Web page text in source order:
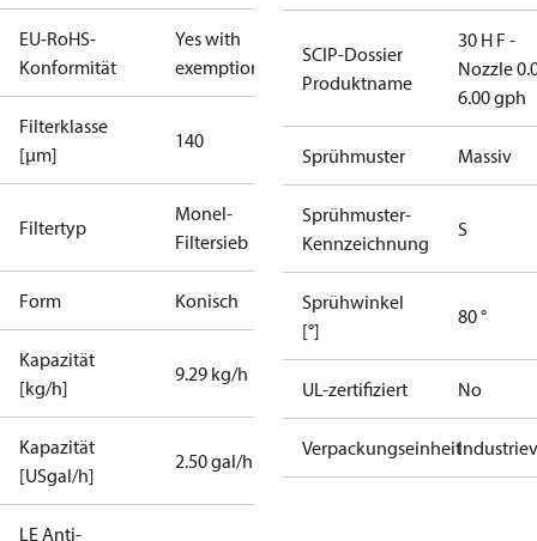
EU-RoHS-
Konformität
Yes with
exemptions
Filterklasse
[µm]
140
Filtertyp
Monel-
Filtersieb
Form Konisch
Kapazität
[kg/h]
9.29 kg/h
Kapazität
[USgal/h]
2.50 gal/h
LE Anti-
SCIP-Dossier
Produktname
30 H F -
Nozzle
6.00 gph
Sprühmuster Massiv
Sprühmuster-
Kennzeichnung
S
Sprühwinkel
[°]
80 °
UL-zertifiziert No
Verpackungseinheit